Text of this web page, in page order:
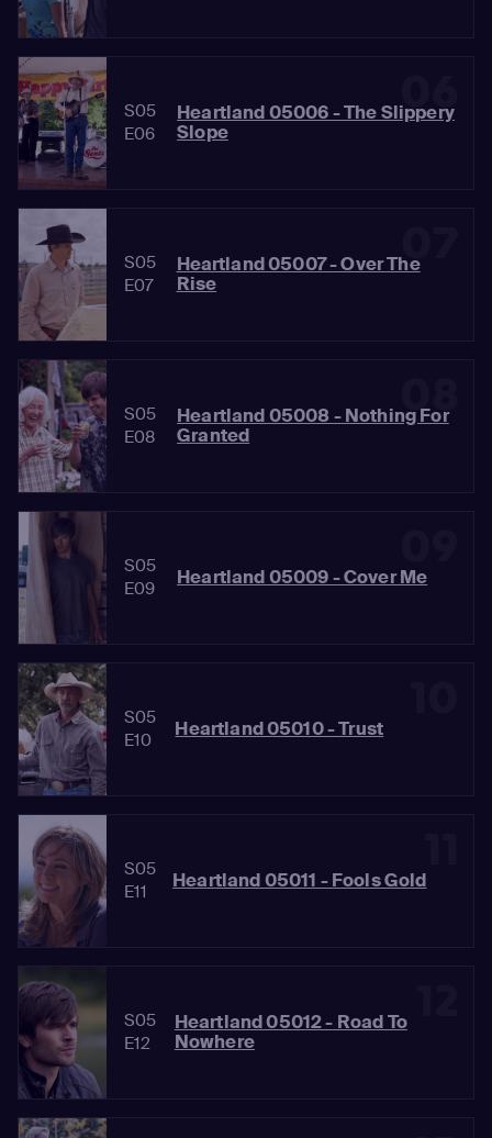
06
S05
E06
Heartland 05006 - The Slippery
Slope
07
S05
E07
Heartland 05007 - Over The
Rise
08
S05
E08
Heartland 05008 - Nothing For
Granted
S05
E09
Heartland 05009 - Cover Me
S05
E10
Heartland 05010 - Trust
S05
E11
Heartland 05011 - Fools Gold
S05
E12
Heartland 05012 - Road To
Nowhere